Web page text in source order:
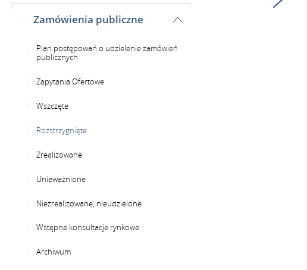
Zamówienia publiczne
Plan postępowań o udzielenie zamówień
publicznych
Zapytania Ofertowe
Wszczęte
Rozstrzygnięte
Zrealizowane
Unieważnione
Niezrealizowane, nieudzielone
Wstępne konsultacje rynkowe
Archiwum